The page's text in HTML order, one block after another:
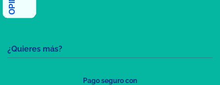
¿Quieres más?
Pago seguro con